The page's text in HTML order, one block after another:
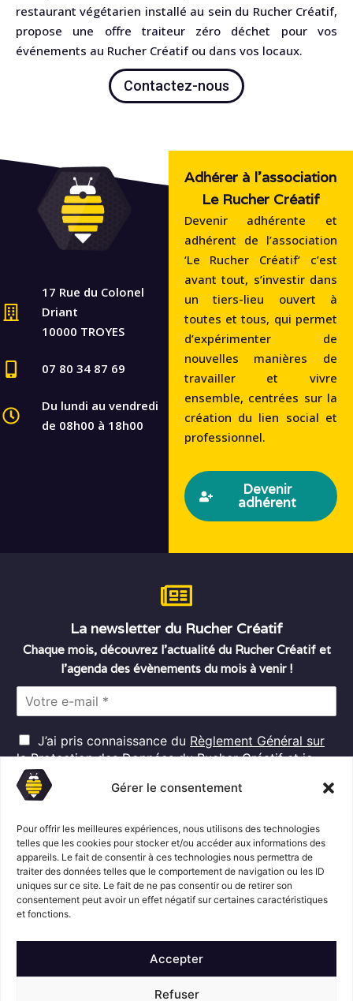
Gérer le consentement
Pour offrir les meilleures expériences, nous utilisons des technologies
telles que les cookies pour stocker et/ou accéder aux informations des
appareils. Le fait de consentir à ces technologies nous permettra de
traiter des données telles que le comportement de navigation ou les ID
uniques sur ce site. Le fait de ne pas consentir ou de retirer son
consentement peut avoir un effet négatif sur certaines caractéristiques
et fonctions.
Accepter
Refuser
restaurant végétarien installé au sein du Rucher Créatif,
propose une offre traiteur zéro déchet pour vos
événements au Rucher Créatif ou dans vos locaux.
Contactez-nous
17 Rue du Colonel
Driant
10000 TROYES
07 80 34 87 69
Du lundi au vendredi
de 08h00 à 18h00
Adhérer à l'association
Le Rucher Créatif
Devenir adhérente et
adhérent de l’association
‘Le Rucher Créatif‘ c’est
avant tout, s’investir dans
un tiers-lieu ouvert à
toutes et tous, qui permet
d’expérimenter de
nouvelles manières de
travailler et vivre
ensemble, centrées sur la
création du lien social et
professionnel.
Devenir
adhérent
La newsletter du Rucher Créatif
Chaque mois, découvrez l’actualité du Rucher Créatif et
l’agenda des évènements du mois à venir !
l
*
R
G
D
P
J’ai pris connaissance du Règlement Général sur
la Protection des Donnéesdu Rucher Créatif et je
consens au traitement de mes données personnelles
dans ces conditions.*
S'abonner
Suivez l'actualité du Rucher créatif